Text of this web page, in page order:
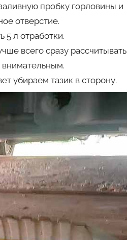
пробку горловины и
отверстие.
5 л отработки.
всего сразу рассчитывать
внимательным.
убираем тазик в сторону.